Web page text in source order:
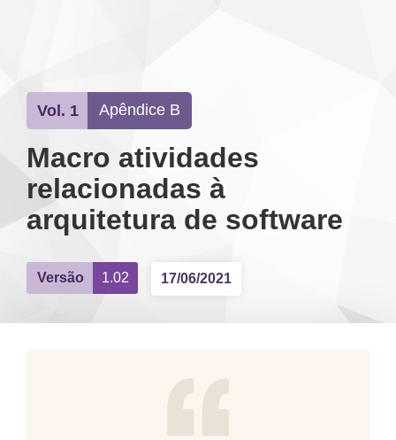
Vol. 1 Apêndice B
Macro atividades
relacionadas à
arquitetura de software
Versão 1.02 17/06/2021